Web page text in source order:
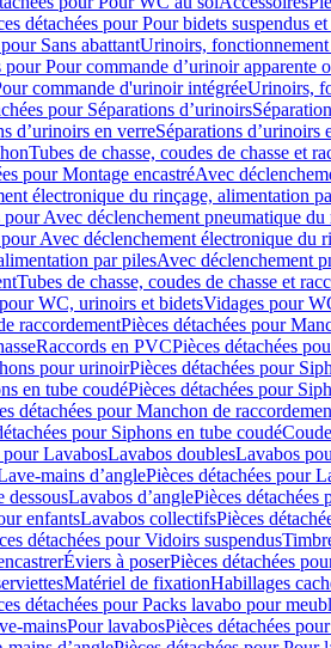
détachées pour Pour bidets suspendus
Sans abattantUrinoirs,
pour Pour commande d’urinoir apparente
commande d'urinoir intégréeUrinoirs,
pour Séparations d’urinoirs
d’urinoirs en verreSéparations d’urinoirs
Tubes de chasse, coudes de chasse et
pour Montage encastréAvec
électronique du rinçage, alimentation
pour Avec déclenchement pneumatique du
pour Avec déclenchement électronique du
par pilesAvec déclenchement
Tubes de chasse, coudes de chasse et
WC, urinoirs et bidetsVidages pour
raccordementPièces détachées pour
Raccords en PVCPièces détachées
pour urinoirPièces détachées pour
en tube coudéPièces détachées pour
détachées pour Manchon de
pour Siphons en tube coudé
pour LavabosLavabos doublesLavabos
mains d’anglePièces détachées pour
dessousLavabos d’anglePièces détachées
enfantsLavabos collectifsPièces
détachées pour Vidoirs suspendus
Éviers à poserPièces détachées
Matériel de fixationHabillages
détachées pour Packs lavabo pour
mainsPour lavabosPièces détachées